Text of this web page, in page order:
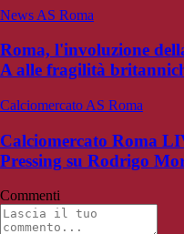
News AS Roma
Roma, l'involuzione
A alle fragilità
Calciomercato AS Roma
Calciomercato Roma
Pressing su Rodrigo
Commenti